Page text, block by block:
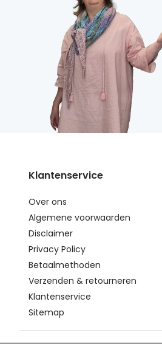
Klantenservice
Over ons
Algemene voorwaarden
Disclaimer
Privacy Policy
Betaalmethoden
Verzenden & retourneren
Klantenservice
Sitemap